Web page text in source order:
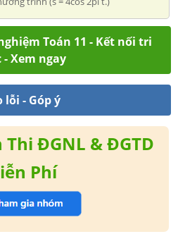
Toán 11 - Kết nối tri
Xem ngay
lỗi - Góp ý
Thi ĐGNL & ĐGTD
Phí